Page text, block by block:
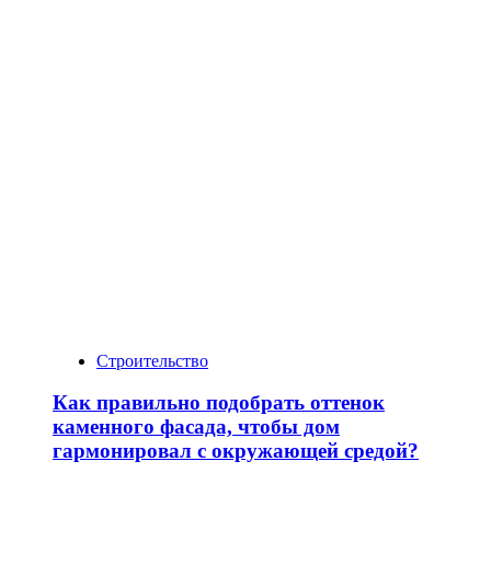
Строительство
Как правильно подобрать оттенок
каменного фасада, чтобы дом
гармонировал с окружающей средой?